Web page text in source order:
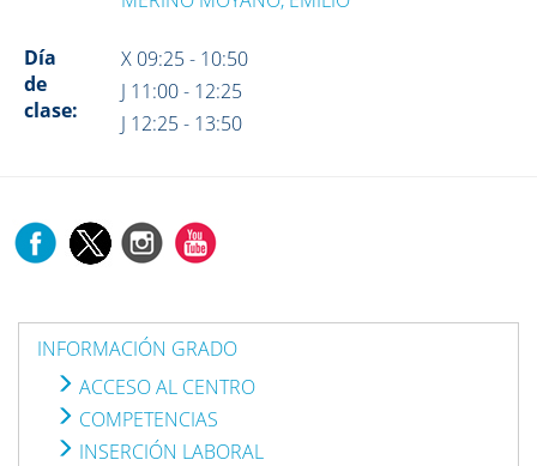
Día
de
clase:
X 09:25 - 10:50
J 11:00 - 12:25
J 12:25 - 13:50
INFORMACIÓN GRADO
ACCESO AL CENTRO
COMPETENCIAS
INSERCIÓN LABORAL